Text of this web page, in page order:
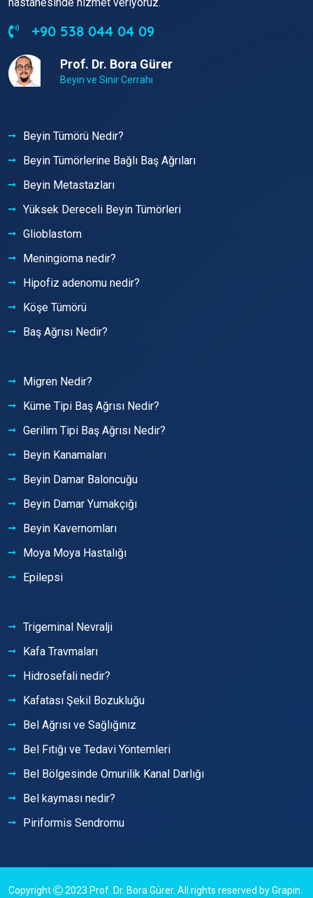
hastanesinde hizmet veriyoruz.
+90 538 044 04 09
Prof. Dr. Bora Gürer
Beyin ve Sinir Cerrahı
Beyin Tümörü Nedir?
Beyin Tümörlerine Bağlı Baş Ağrıları
Beyin Metastazları
Yüksek Dereceli Beyin Tümörleri
Glioblastom
Meningioma nedir?
Hipofiz adenomu nedir?
Köşe Tümörü
Baş Ağrısı Nedir?
Migren Nedir?
Küme Tipi Baş Ağrısı Nedir?
Gerilim Tipi Baş Ağrısı Nedir?
Beyin Kanamaları
Beyin Damar Baloncuğu
Beyin Damar Yumakçığı
Beyin Kavernomları
Moya Moya Hastalığı
Epilepsi
Trigeminal Nevralji
Kafa Travmaları
Hidrosefali nedir?
Kafatası Şekil Bozukluğu
Bel Ağrısı ve Sağlığınız
Bel Fıtığı ve Tedavi Yöntemleri
Bel Bölgesinde Omurilik Kanal Darlığı
Bel kayması nedir?
Piriformis Sendromu
Copyright 2023 Prof. Dr. Bora Gürer. All rights reserved byGrapin